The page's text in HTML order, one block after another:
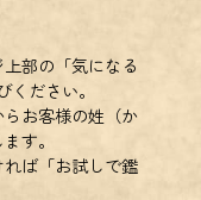
部の「気になる
ださい。
お客様の姓（か
す。
ば「お試しで鑑